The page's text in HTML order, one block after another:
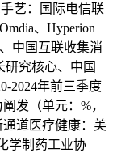
艺：国际电信联
、Hyperion
中国互联收集消
究核心、中国
2024年前三季度
发（单元：%，
道医疗健康：美
学制药工业协